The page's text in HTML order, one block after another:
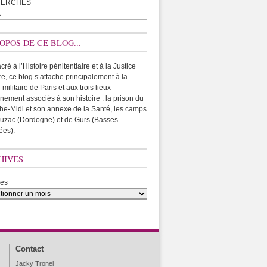
DE CE BLOG...
à l’Histoire pénitentiaire et à la Justice
ce blog s’attache principalement à la
militaire de Paris et aux trois lieux
associés à son histoire : la prison du
Midi et son annexe de la Santé, les camps
(Dordogne) et de Gurs (Basses-
Contact
Jacky Tronel